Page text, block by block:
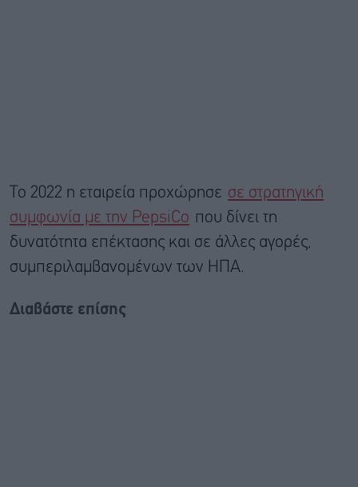
Το 2022 η εταιρεία προχώρησε σε στρατηγική
συμφωνία με την PepsiCo που δίνει τη
δυνατότητα επέκτασης και σε άλλες αγορές,
συμπεριλαμβανομένων των ΗΠΑ.
Διαβάστε επίσης